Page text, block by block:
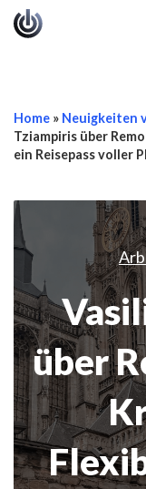
Home » Neuigkeiten
Tziampiris über
ein Reisepass voller
über